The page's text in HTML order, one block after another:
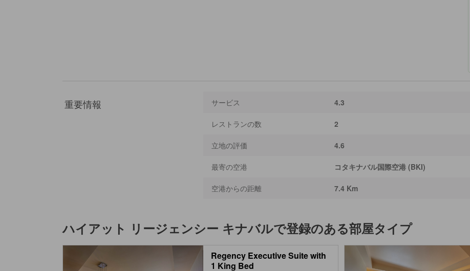
重要情報 サービス 4.3
レストランの数 2
立地の評価 4.6
最寄の空港 コタキナバル国際空港 (BKI)
空港からの距離 7.4 Km
ハイアット リージェンシー キナバルで登録のある部屋タイプ
Regency Executive Suite with
1 King Bed